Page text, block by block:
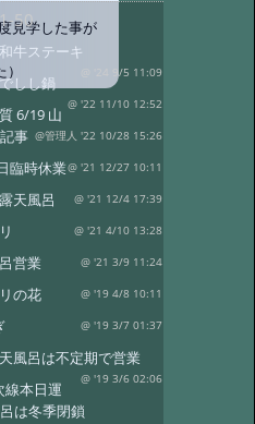
見学した事が
1-50
牛ステーキ
@ '24 9/5 11:09
しし鍋
@ '22 11/10 12:52
6/19 山
事 @管理人 '22 10/28 15:26
臨時休業@ '21 12/27 10:11
天風呂 @ '21 12/4 17:39
@ '21 4/10 13:28
営業 @ '21 3/9 11:24
の花 @ '19 4/8 10:11
@ '19 3/7 01:37
風呂は不定期で営業
@ '19 3/6 02:06
線本日運
は冬季閉鎖